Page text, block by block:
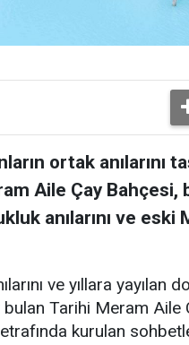
ortak anılarını
Aile Çay Bahçesi,
anılarını ve eski
ve yıllara yayılan
Tarihi Meram Aile
kurulan